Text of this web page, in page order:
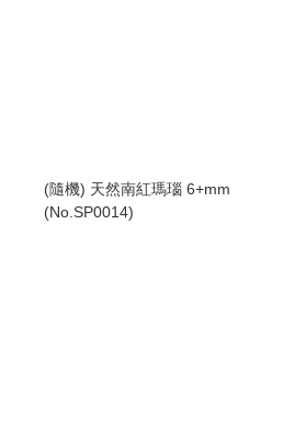
(隨機) 天然南紅瑪瑙 6+mm
(No.SP0014)